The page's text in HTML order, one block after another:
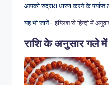
आपको रुद्राक्ष धारण करने के पर्याप्त
यह भी जानें-इंग्लिश से हिन्दी में
राशि के अनुसार गले में